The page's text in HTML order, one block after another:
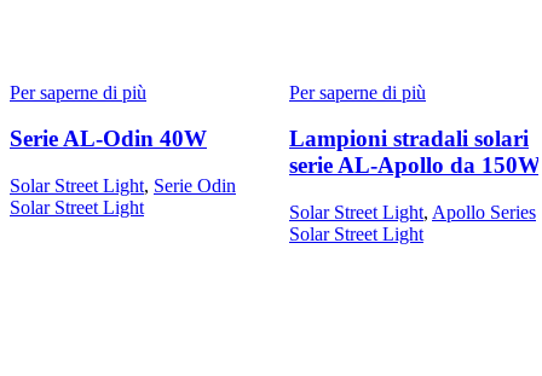
Per saperne di più
Serie AL-Odin 40W
Solar Street Light, Serie Odin
Solar Street Light
Per saperne di più
Lampioni stradali solari
serie AL-Apollo da 150W
Solar Street Light, Apollo Series
Solar Street Light